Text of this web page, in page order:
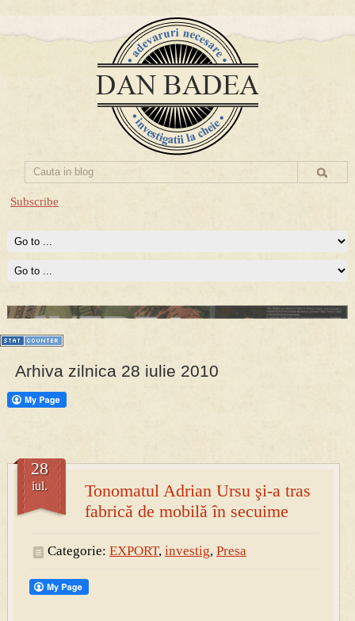
Subscribe
Prima mea carte publicata (Nemira)
Averea Presedintelui: prima lucrare despre controversatele
conturi secrete ale Securitatii.
Arhiva zilnica 28 iulie 2010
Tonomatul Adrian Ursu şi-a tras
fabrică de mobilă în secuime
28
iul.
Categorie: EXPORT, investig, Presa